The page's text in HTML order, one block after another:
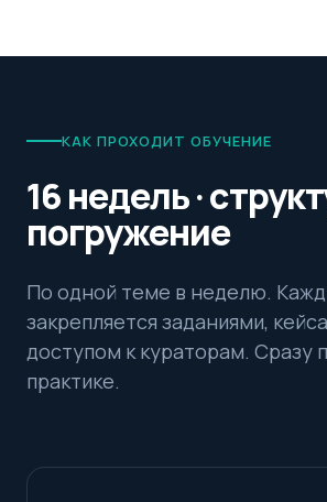
КАК ПРОХОДИТ ОБУЧЕНИЕ
16 недель ·
погружение
По одной теме в неделю.
закрепляется заданиями,
доступом к кураторам. Сразу
практике.